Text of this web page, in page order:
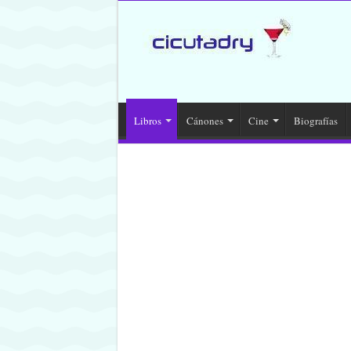
Libros Cánones Cine Biografías